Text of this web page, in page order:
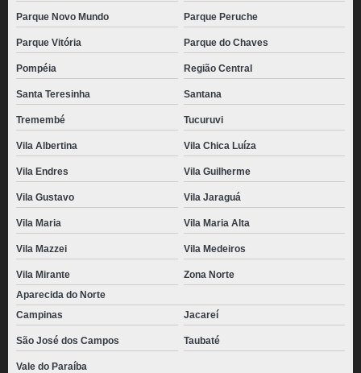
Parque Novo Mundo Parque Peruche
Parque Vitória Parque do Chaves
Pompéia Região Central
Santa Teresinha Santana
Tremembé Tucuruvi
Vila Albertina Vila Chica Luíza
Vila Endres Vila Guilherme
Vila Gustavo Vila Jaraguá
Vila Maria Vila Maria Alta
Vila Mazzei Vila Medeiros
Vila Mirante
Zona Norte
Aparecida do Norte
Campinas
Jacareí
São José dos Campos Taubaté
Vale do Paraíba